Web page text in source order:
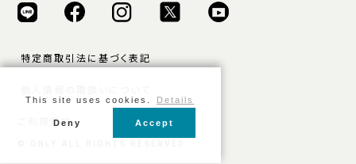
特定商取引法に基づく表記
ご利用規約
This site uses cookies. Details
Deny Accept